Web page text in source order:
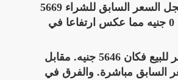
5669 جنيه، وسجل السعر السابق للشراء 5669
جنيه، بفارق بلغ 0 جنيه مما عكس ارتفاعا في
أما عن أخر سعر للبيع فكان 5646 جنيه. مقابل
السابق مباشرة. والفرق في